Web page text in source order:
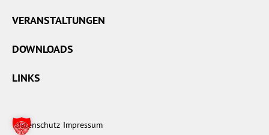
VERANSTALTUNGEN
DOWNLOADS
LINKS
Datenschutz Impressum